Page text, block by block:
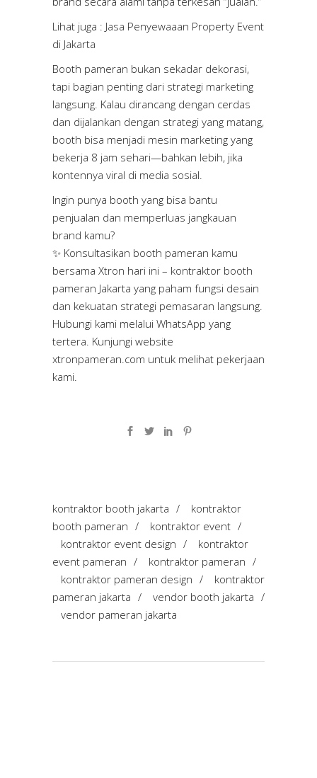
Lihat juga : Jasa Penyewaaan Property Event
di Jakarta
Booth pameran bukan sekadar dekorasi,
tapi bagian penting dari strategi marketing
langsung. Kalau dirancang dengan cerdas
dan dijalankan dengan strategi yang matang,
booth bisa menjadi mesin marketing yang
bekerja 8 jam sehari—bahkan lebih, jika
kontennya viral di media sosial.
Ingin punya booth yang bisa bantu
penjualan dan memperluas jangkauan
brand kamu?
✨ Konsultasikan booth pameran kamu
bersama Xtron hari ini – kontraktor booth
pameran Jakarta yang paham fungsi desain
dan kekuatan strategi pemasaran langsung.
Hubungi kami melalui WhatsApp yang
tertera. Kunjungi website
xtronpameran.com untuk melihat pekerjaan
kami.
kontraktor booth jakarta /
kontraktor
booth pameran / kontraktor event /
kontraktor event design /
kontraktor
event pameran / kontraktor pameran /
kontraktor pameran design /
kontraktor
pameran jakarta / vendor booth jakarta /
vendor pameran jakarta